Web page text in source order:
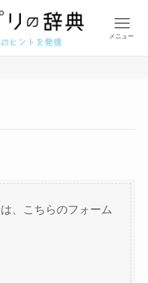
メニュー
、こちらのフォーム